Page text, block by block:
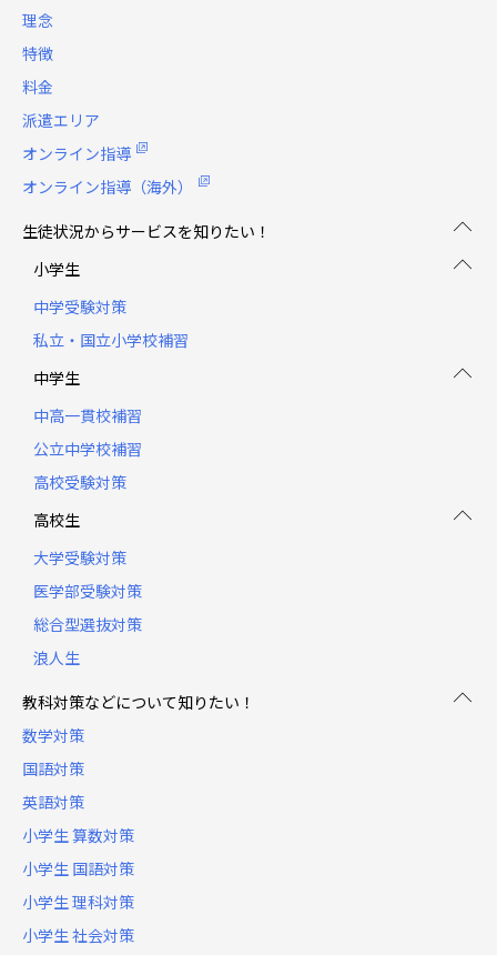
理念
特徴
料金
派遣エリア
オンライン指導
オンライン指導（海外）
生徒状況からサービスを知りたい！
小学生
中学受験対策
私立・国立小学校補習
中学生
中高一貫校補習
公立中学校補習
高校受験対策
高校生
大学受験対策
医学部受験対策
総合型選抜対策
浪人生
教科対策などについて知りたい！
数学対策
国語対策
英語対策
小学生 算数対策
小学生 国語対策
小学生 理科対策
小学生 社会対策